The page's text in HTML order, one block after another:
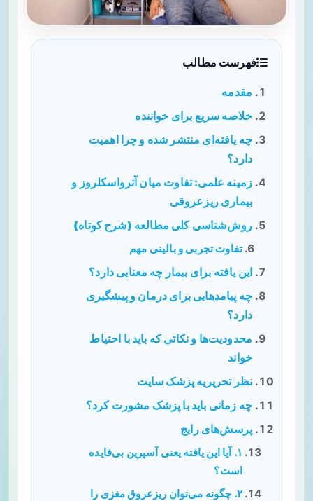
فهرست مطالب
مقدمه
خلاصه سریع برای خواننده
چه یافته‌ای منتشر شده و چرا اهمیت
دارد؟
زمینه علمی: تفاوت میان آترواسکلروز و
بیماری ریزعروقی
روش‌شناسی کلی مطالعه (شرح کوتاه)
تفاوت تجربی و بالینی مهم
این یافته برای بیمار چه معنایی دارد؟
چه پیامدهایی برای درمان و پیشگیری
دارد؟
محدودیت‌ها و نکاتی که باید با احتیاط
خواند
نظر تحریریه پزشک سایت
چه زمانی باید با پزشک مشورت کرد؟
پرسش‌های رایج
۱. آیا این یافته یعنی آسپرین بی‌فایده
است؟
۲. چگونه می‌توان ریزعروق مغزی را